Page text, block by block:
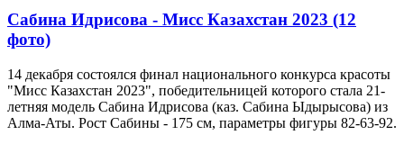
Сабина Идрисова - Мисс Казахстан 2023 (12
фото)
14 декабря состоялся финал национального конкурса красоты
"Мисс Казахстан 2023", победительницей которого стала 21-
летняя модель Сабина Идрисова (каз. Сабина Ыдырысова) из
Алма-Аты. Рост Сабины - 175 см, параметры фигуры 82-63-92.